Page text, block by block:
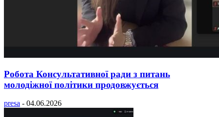
Робота Консультативної ради з питань
молодіжної політики продовжується
presa - 04.06.2026